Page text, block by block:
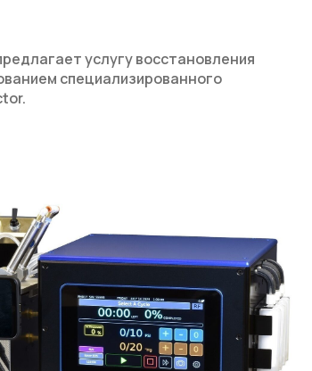
услугу восстановления
специализированного